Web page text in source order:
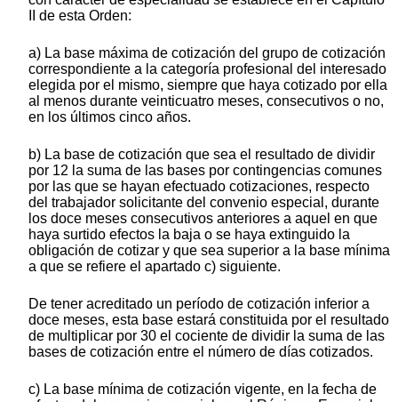
II de esta Orden:
a) La base máxima de cotización del grupo de cotización
correspondiente a la categoría profesional del interesado
elegida por el mismo, siempre que haya cotizado por ella
al menos durante veinticuatro meses, consecutivos o no,
en los últimos cinco años.
b) La base de cotización que sea el resultado de dividir
por 12 la suma de las bases por contingencias comunes
por las que se hayan efectuado cotizaciones, respecto
del trabajador solicitante del convenio especial, durante
los doce meses consecutivos anteriores a aquel en que
haya surtido efectos la baja o se haya extinguido la
obligación de cotizar y que sea superior a la base mínima
a que se refiere el apartado c) siguiente.
De tener acreditado un período de cotización inferior a
doce meses, esta base estará constituida por el resultado
de multiplicar por 30 el cociente de dividir la suma de las
bases de cotización entre el número de días cotizados.
c) La base mínima de cotización vigente, en la fecha de